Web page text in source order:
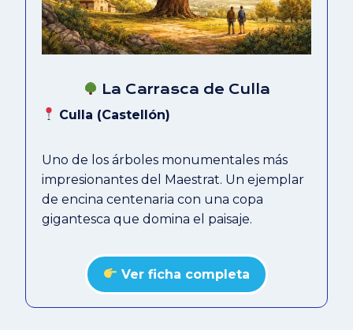
La Carrasca de Culla
Culla (Castellón)
Uno de los árboles monumentales más
impresionantes del Maestrat. Un ejemplar
de encina centenaria con una copa
gigantesca que domina el paisaje.
Ver ficha completa